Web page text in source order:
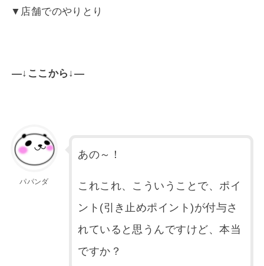
▼店舗でのやりとり
—↓ここから↓—
パパンダ
あの～！
これこれ、こういうことで、ポイ
ント(引き止めポイント)が付与さ
れていると思うんですけど、本当
ですか？